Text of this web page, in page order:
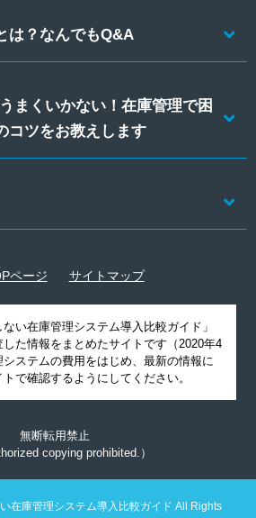
は？なんでもQ&A
まくいかない！在庫管理で困
コツをお教えします
ページ サイトマップ
ない在庫管理システム導入比較ガイド」
た情報をまとめたサイトです（2020年4
ステムの費用をはじめ、最新の情報に
で確認するようにしてください。
無断転用禁止
copying prohibited.）
在庫管理システム導入比較ガイド All Rights